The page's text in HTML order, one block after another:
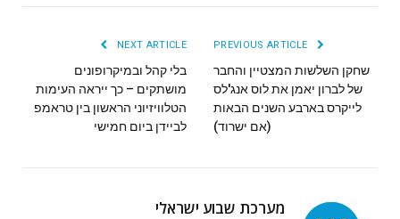
שחקן השלשות המצטיין והחבר
של לברון יאמן את לוס אנג'לס
לייקרס בארבע השנים הבאות
(אם ישרוד)
NEXT ARTICLE
בלי קהל ובמיקרופונים
מושתקים – כך ייראה העימות
הטלוויזיוני הראשון בין טראמפ
לביידן ביום חמישי
מערכת שבוע ישראלי